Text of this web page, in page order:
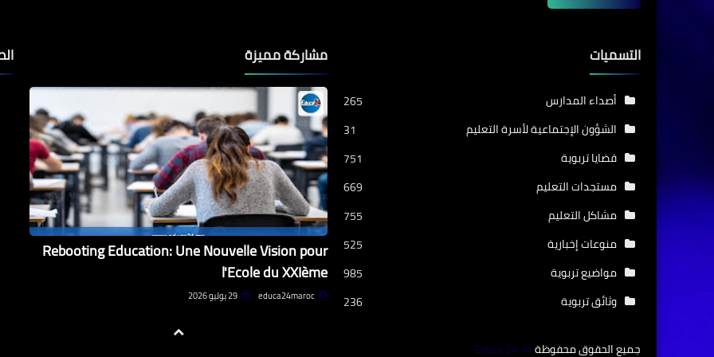
التسميات
أصداء المدارس
265
الشؤون الإجتماعية لأسرة التعليم
31
قضايا تربوية
751
مستجدات التعليم
669
مشاكل التعليم
755
منوعات إخبارية
525
مواضيع تربوية
985
وثائق تربوية
236
مشاركة مميزة
Rebooting Education: Une Nouvelle Vision pour
l'Ecole du XXIème
educa24maroc 29 يوليو 2026
جميع الحقوق محفوظة ©
Educa 24